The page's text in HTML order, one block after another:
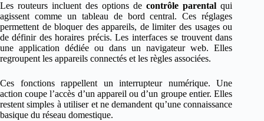
Les routeurs incluent des options decontrôle parental qui
agissent comme un tableau de bord central. Ces réglages
permettent de bloquer des appareils, de limiter des usages ou
de définir des horaires précis. Les interfaces se trouvent dans
une application dédiée ou dans un navigateur web. Elles
regroupent les appareils connectés et les règles associées.
Ces fonctions rappellent un interrupteur numérique. Une
action coupe l’accès d’un appareil ou d’un groupe entier. Elles
restent simples à utiliser et ne demandent qu’une connaissance
basique du réseau domestique.